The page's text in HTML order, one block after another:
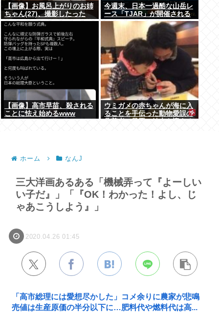
【画像】お風呂上がりのお姉
ちゃん(27)、撮影したった
www
今週末、日本一過酷な山岳レ
ース「TJAR」が開催される
【画像】高市早苗、殺される
ことに怯え始めるwww
ウミガメの赤ちゃんが海に入
ることを手伝った動物愛誤の
ホーム なんJ
三大洋画あるある「機械弄って『よーしい
い子だ』」「『OK！わかった！よし、じ
ゃあこうしよう』」
2020.04.26 01:45
「高市総理には愛想尽かした」コメ余りに農家が悲鳴
売値は生産原価の半分以下に…肥料代や燃料代は高...